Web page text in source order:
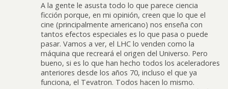
A la gente le asusta todo lo que parece ciencia
ficción porque, en mi opinión, creen que lo que el
cine (principalmente americano) nos enseña con
tantos efectos especiales es lo que pasa o puede
pasar. Vamos a ver, el LHC lo venden como la
máquina que recreará el origen del Universo. Pero
bueno, si es lo que han hecho todos los aceleradores
anteriores desde los años 70, incluso el que ya
funciona, el Tevatron. Todos hacen lo mismo.